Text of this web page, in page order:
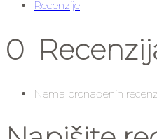
Recenzije
0
Nema pronađenih